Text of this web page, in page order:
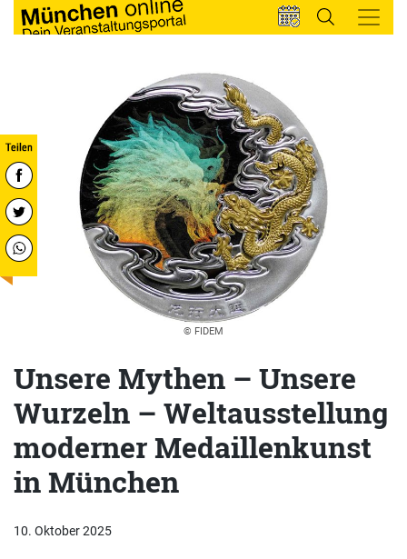
© FIDEM
Unsere Mythen – Unsere
Wurzeln – Weltausstellung
moderner Medaillenkunst
in München
10. Oktober 2025